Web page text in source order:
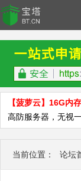
【菠萝云】16G内
高防服务器，无视
当前位置： 论坛